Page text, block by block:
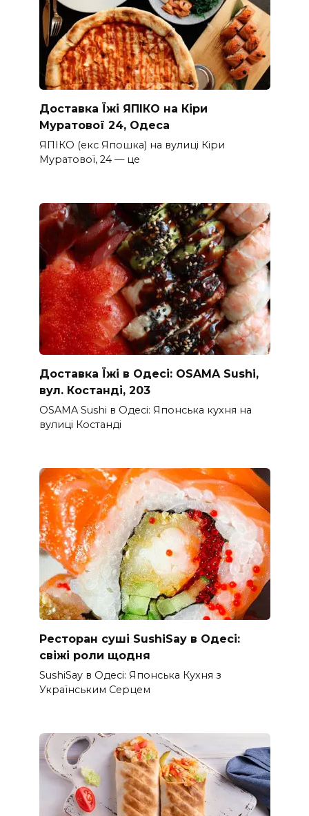
Доставка Їжі ЯПІКО на Кіри
Муратової 24, Одеса
ЯПІКО (екс Япошка) на вулиці Кіри
Муратової, 24 — це
Доставка Їжі в Одесі: OSAMA Sushi,
вул. Костанді, 203
OSAMA Sushi в Одесі: Японська кухня на
вулиці Костанді
Ресторан суші SushiSay в Одесі:
свіжі роли щодня
SushiSay в Одесі: Японська Кухня з
Українським Серцем